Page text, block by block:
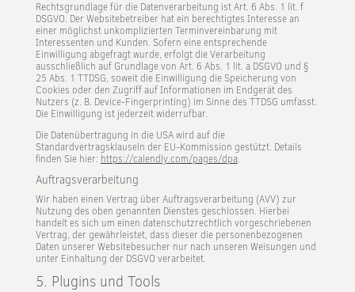
Rechtsgrundlage für die Datenverarbeitung ist Art. 6 Abs. 1 lit. f
DSGVO. Der Websitebetreiber hat ein berechtigtes Interesse an
einer möglichst unkomplizierten Terminvereinbarung mit
Interessenten und Kunden. Sofern eine entsprechende
Einwilligung abgefragt wurde, erfolgt die Verarbeitung
ausschließlich auf Grundlage von Art. 6 Abs. 1 lit. a DSGVO und §
25 Abs. 1 TTDSG, soweit die Einwilligung die Speicherung von
Cookies oder den Zugriff auf Informationen im Endgerät des
Nutzers (z. B. Device-Fingerprinting) im Sinne des TTDSG umfasst.
Die Einwilligung ist jederzeit widerrufbar.
Die Datenübertragung in die USA wird auf die
Standardvertragsklauseln der EU-Kommission gestützt. Details
finden Sie hier: https://calendly.com/pages/dpa.
Auftragsverarbeitung
Wir haben einen Vertrag über Auftragsverarbeitung (AVV) zur
Nutzung des oben genannten Dienstes geschlossen. Hierbei
handelt es sich um einen datenschutzrechtlich vorgeschriebenen
Vertrag, der gewährleistet, dass dieser die personenbezogenen
Daten unserer Websitebesucher nur nach unseren Weisungen und
unter Einhaltung der DSGVO verarbeitet.
5. Plugins und Tools